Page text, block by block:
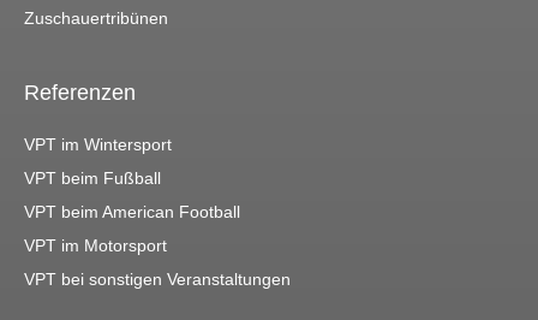
Zuschauertribünen
Referenzen
VPT im Wintersport
VPT beim Fußball
VPT beim American Football
VPT im Motorsport
VPT bei sonstigen Veranstaltungen